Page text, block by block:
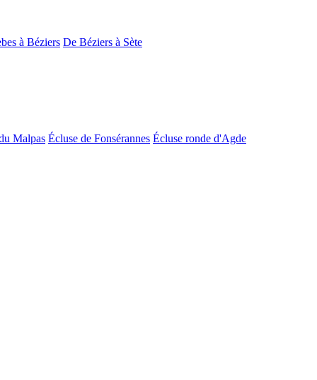
à Béziers De Béziers à Sète
Malpas Écluse de Fonsérannes Écluse ronde d'Agde